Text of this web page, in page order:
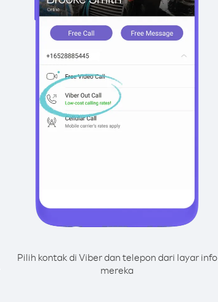
Pilih kontak di Viber dan telepon dari layar info
mereka